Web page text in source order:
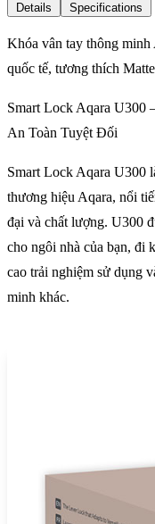
Details Specifications
Khóa vân tay thông
quốc tế, tương thích
Smart Lock Aqara U300
An Toàn Tuyệt Đối
Smart Lock Aqara U300
thương hiệu Aqara, nổi
đại và chất lượng. U300
cho ngôi nhà của bạn, đi
cao trải nghiệm sử dụng
minh khác.